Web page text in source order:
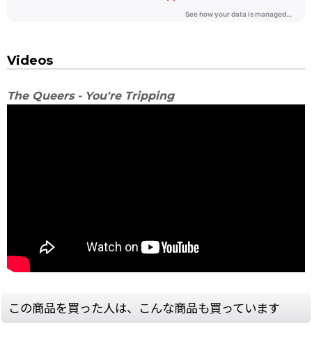
Videos
The Queers - You're Tripping
この商品を買った人は、こんな商品も買っています